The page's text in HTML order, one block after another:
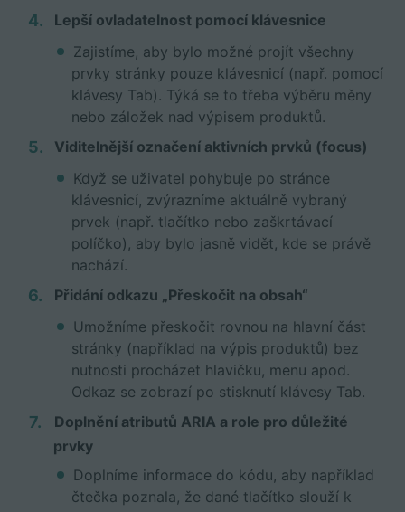
Lepší ovladatelnost pomocí klávesnice
Zajistíme, aby bylo možné projít všechny
prvky stránky pouze klávesnicí (např. pomocí
klávesy Tab). Týká se to třeba výběru měny
nebo záložek nad výpisem produktů.
Viditelnější označení aktivních prvků (focus)
Když se uživatel pohybuje po stránce
klávesnicí, zvýrazníme aktuálně vybraný
prvek (např. tlačítko nebo zaškrtávací
políčko), aby bylo jasně vidět, kde se právě
nachází.
Přidání odkazu „Přeskočit na obsah“
Umožníme přeskočit rovnou na hlavní část
stránky (například na výpis produktů) bez
nutnosti procházet hlavičku, menu apod.
Odkaz se zobrazí po stisknutí klávesy Tab.
Doplnění atributů ARIA a role pro důležité
prvky
Doplníme informace do kódu, aby například
čtečka poznala, že dané tlačítko slouží k